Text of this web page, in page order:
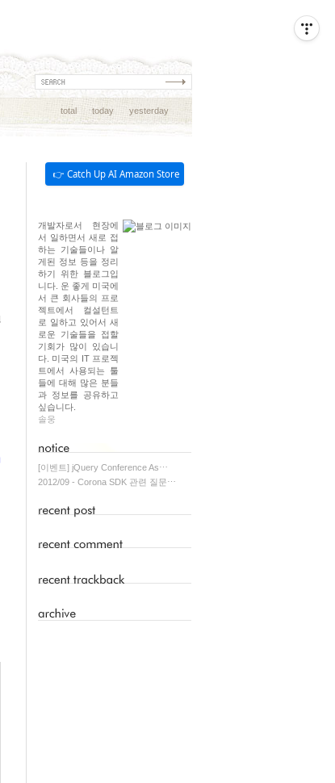
total today yesterday
👉 Catch Up AI Amazon Store
개발자로서 현장에
서 일하면서 새로 접
하는 기술들이나 알
게된 정보 등을 정리
하기 위한 블로그입
니다. 운 좋게 미국에
서 큰 회사들의 프로
젝트에서 컬설턴트
로 일하고 있어서 새
로운 기술들을 접할
기회가 많이 있습니
다. 미국의 IT 프로젝
트에서 사용되는 툴
들에 대해 많은 분들
과 정보를 공유하고
싶습니다.
솔웅
[이벤트] jQuery Conference As⋯
2012/09 - Corona SDK 관련 질문⋯